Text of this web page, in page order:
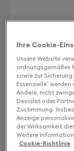
Finish:
Deep Forest
Solo oder
MONO
Ihre Cookie-
Unsere Website
ordnungsgemäßes
sowie zur
Essenzielle“
Andere, nicht
Devialet oder
Zustimmung.
Anzeige
der Wirksamkeit
Weitere
Cookie-Richtlinie.